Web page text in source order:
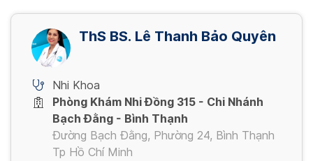
ThS BS. Lê Thanh Bảo Quyên
Nhi Khoa
Phòng Khám Nhi Đồng 315 - Chi Nhánh
Bạch Đằng - Bình Thạnh
Đường Bạch Đằng, Phường 24, Bình Thạnh
Tp Hồ Chí Minh